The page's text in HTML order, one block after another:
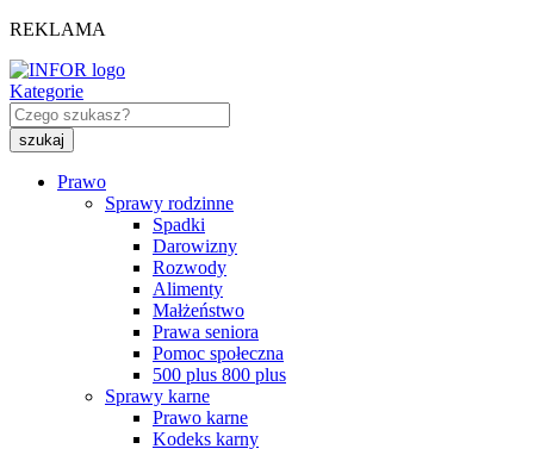
REKLAMA
Kategorie
Prawo
Sprawy rodzinne
Spadki
Darowizny
Rozwody
Alimenty
Małżeństwo
Prawa seniora
Pomoc społeczna
500 plus 800 plus
Sprawy karne
Prawo karne
Kodeks karny